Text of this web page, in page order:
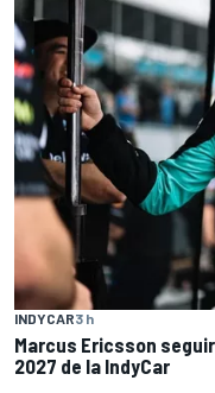
INDYCAR3 h
Marcus Ericsson
2027 de la IndyCar